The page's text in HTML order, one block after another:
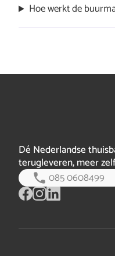
hoeveel energie je kunt
batterij zijn twee
84 99, dan regelen we
Hoe werkt de
aanbeveling, en wij
Dé Nederlandse
terugleveren, meer
085 0608499